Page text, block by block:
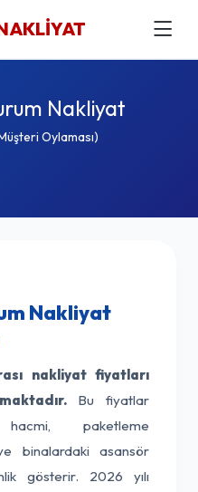
Nakliyat
Oylaması)
Nakliyat
nakliyat fiyatları
Bu fiyatlar
paketleme
binalardaki asansör
gösterir. 2026 yılı